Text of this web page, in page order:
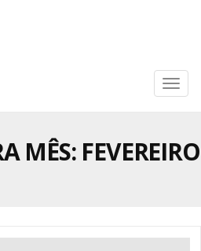
MÊS: FEVEREIRO